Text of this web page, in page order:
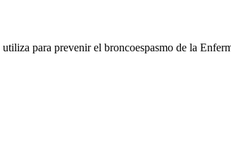
para prevenir el broncoespasmo de la